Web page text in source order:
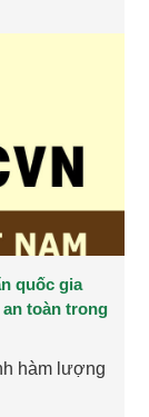
quốc gia
toàn trong
hàm lượng